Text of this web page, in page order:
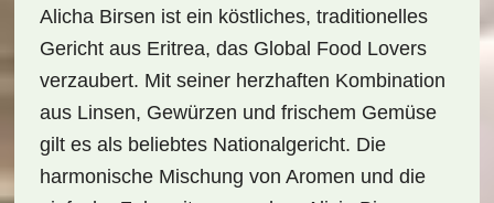
Alicha Birsen ist ein köstliches, traditionelles
Gericht aus Eritrea, das Global Food Lovers
verzaubert. Mit seiner herzhaften Kombination
aus Linsen, Gewürzen und frischem Gemüse
gilt es als beliebtes Nationalgericht. Die
harmonische Mischung von Aromen und die